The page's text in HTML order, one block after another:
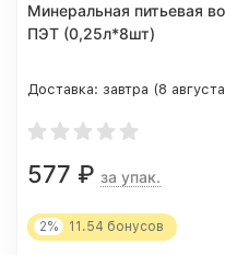
Минеральная питьевая
ПЭТ (0,25л*8шт)
Доставка: завтра (8
577 ₽ за упак.
2% 11.54 бонусов